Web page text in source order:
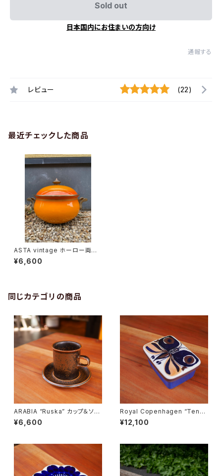
Sold out
日本国内にお住まいの方向け
通報する
レビュー (22)
最近チェックした商品
ASTA vintage ホーロー両手
鍋
¥6,600
同じカテゴリの商品
ARABIA “Ruska” カップ＆ソー
サー
¥6,600
Royal Copenhagen “Tener
a” Butter Case
¥12,100